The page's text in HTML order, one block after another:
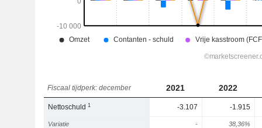
Fiscaal tijdperk: december 2021 2022
Nettoschuld1 -3.107 -1.915
Variatie - 38,36%